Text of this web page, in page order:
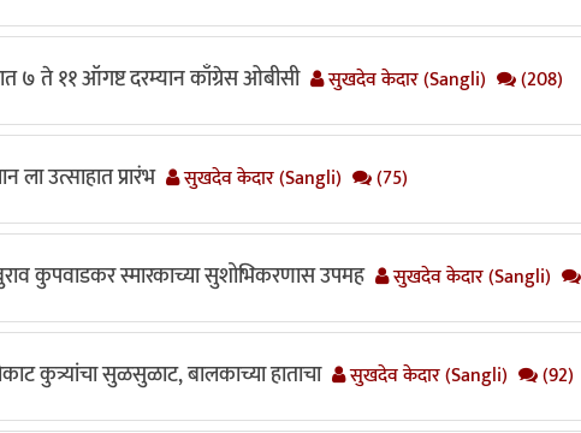
७ ते ११ ऑगष्ट दरम्यान काँग्रेस ओबीसी सुखदेव केदार (Sangli) (208)
ला उत्साहात प्रारंभ सुखदेव केदार (Sangli) (75)
कुपवाडकर स्मारकाच्या सुशोभिकरणास उपमह सुखदेव केदार (Sangli)
कुत्र्यांचा सुळसुळाट, बालकाच्या हाताचा सुखदेव केदार (Sangli) (92)